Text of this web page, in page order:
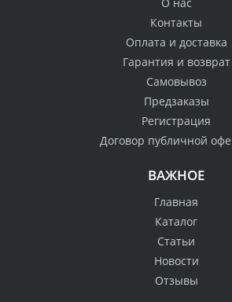
Контакты
Оплата и доставка
Гарантия и возврат
Самовывоз
Предзаказы
Регистрация
Договор публичной
ВАЖНОЕ
Главная
Каталог
Статьи
Новости
Отзывы